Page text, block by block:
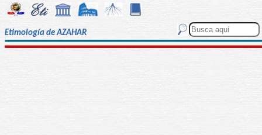
Etimología de AZAHAR